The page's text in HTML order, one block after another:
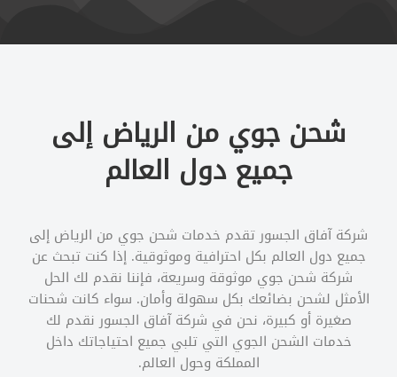
شحن جوي من الرياض إلى
جميع دول العالم
شركة آفاق الجسور تقدم خدمات شحن جوي من الرياض إلى
جميع دول العالم بكل احترافية وموثوقية. إذا كنت تبحث عن
شركة شحن جوي موثوقة وسريعة، فإننا نقدم لك الحل
الأمثل لشحن بضائعك بكل سهولة وأمان. سواء كانت شحنات
صغيرة أو كبيرة، نحن في شركة آفاق الجسور نقدم لك
خدمات الشحن الجوي التي تلبي جميع احتياجاتك داخل
المملكة وحول العالم.